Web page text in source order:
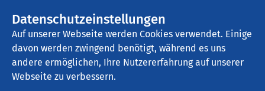
Datenschutzeinstellungen
Auf unserer Webseite werden Cookies verwendet. Einige
davon werden zwingend benötigt, während es uns
andere ermöglichen, Ihre Nutzererfahrung auf unserer
Webseite zu verbessern.